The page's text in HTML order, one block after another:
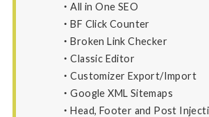
・All in One SEO
・BF Click Counter
・Broken Link Checker
・Classic Editor
・Customizer Export/Import
・Google XML Sitemaps
・Head, Footer and Post